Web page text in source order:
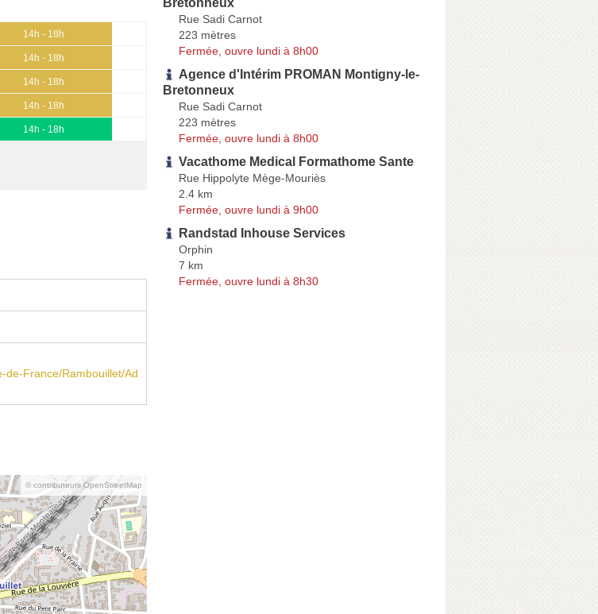
14h - 18h
14h - 18h
14h - 18h
14h - 18h
14h - 18h
de-France/Rambouillet/Ad
© contributeurs OpenStreetMap
Rue Sadi Carnot
223 mètres
Fermée, ouvre lundi à 8h00
Agence d'Intérim PROMAN Montigny-le-
Bretonneux
Rue Sadi Carnot
223 mètres
Fermée, ouvre lundi à 8h00
Vacathome Medical Formathome Sante
Rue Hippolyte Mège-Mouriès
2.4 km
Fermée, ouvre lundi à 9h00
Randstad Inhouse Services
Orphin
7 km
Fermée, ouvre lundi à 8h30